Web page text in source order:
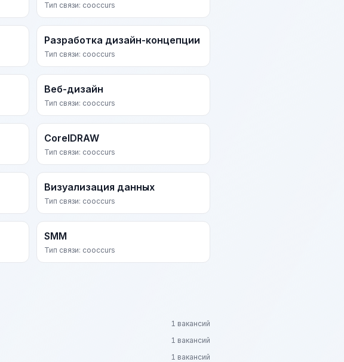
Тип связи: cooccurs
Разработка дизайн-концепции
Тип связи: cooccurs
Веб-дизайн
Тип связи: cooccurs
CorelDRAW
Тип связи: cooccurs
Визуализация данных
Тип связи: cooccurs
SMM
Тип связи: cooccurs
1 вакансий
1 вакансий
1 вакансий